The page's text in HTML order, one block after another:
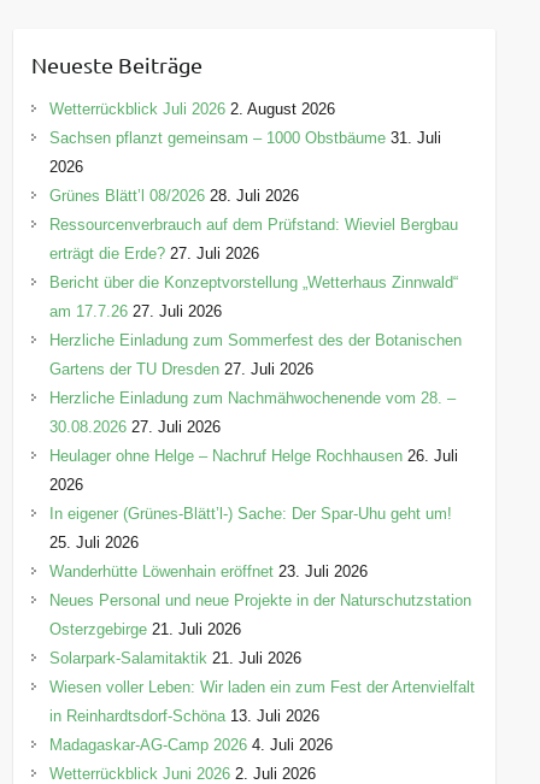
g
o
r
e
n
Neueste Beiträge
Wetterrückblick Juli 2026 2. August 2026
Sachsen pflanzt gemeinsam – 1000 Obstbäume 31. Juli
2026
Grünes Blätt’l 08/2026 28. Juli 2026
Ressourcenverbrauch auf dem Prüfstand: Wieviel Bergbau
erträgt die Erde? 27. Juli 2026
Bericht über die Konzeptvorstellung „Wetterhaus Zinnwald“
am 17.7.26 27. Juli 2026
Herzliche Einladung zum Sommerfest des der Botanischen
Gartens der TU Dresden 27. Juli 2026
Herzliche Einladung zum Nachmähwochenende vom 28. –
30.08.2026 27. Juli 2026
Heulager ohne Helge – Nachruf Helge Rochhausen 26. Juli
2026
In eigener (Grünes-Blätt’l-) Sache: Der Spar-Uhu geht um!
25. Juli 2026
Wanderhütte Löwenhain eröffnet 23. Juli 2026
Neues Personal und neue Projekte in der Naturschutzstation
Osterzgebirge 21. Juli 2026
Solarpark-Salamitaktik 21. Juli 2026
Wiesen voller Leben: Wir laden ein zum Fest der Artenvielfalt
in Reinhardtsdorf-Schöna 13. Juli 2026
Madagaskar-AG-Camp 2026 4. Juli 2026
Wetterrückblick Juni 2026 2. Juli 2026